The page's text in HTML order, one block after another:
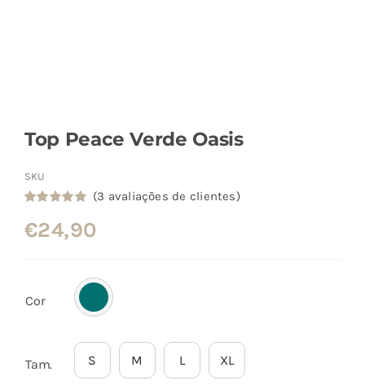
Top Peace Verde Oasis
SKU
com5.00 em
5 com base
(3 avaliações de clientes)
€24,90
Cor
Tam. S M L XL